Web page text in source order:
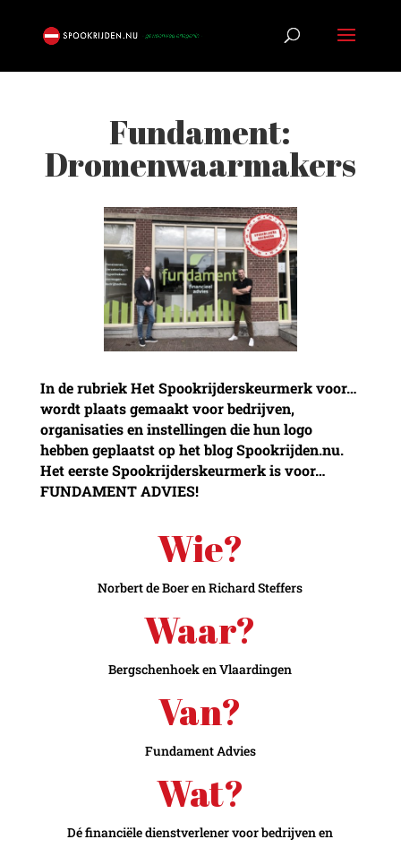
Fundament:
Dromenwaarmakers
In de rubriek Het Spookrijderskeurmerk voor…
wordt plaats gemaakt voor bedrijven,
organisaties en instellingen die hun logo
hebben geplaatst op het blog Spookrijden.nu.
Het eerste Spookrijderskeurmerk is voor…
FUNDAMENT ADVIES!
Wie?
Norbert de Boer en Richard Steffers
Waar?
Bergschenhoek en Vlaardingen
Van?
Fundament Advies
Wat?
Dé financiële dienstverlener voor bedrijven en